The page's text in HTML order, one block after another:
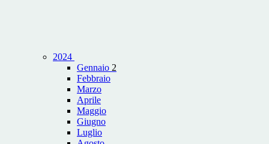
2024
Gennaio 2
Febbraio
Marzo
Aprile
Maggio
Giugno
Luglio